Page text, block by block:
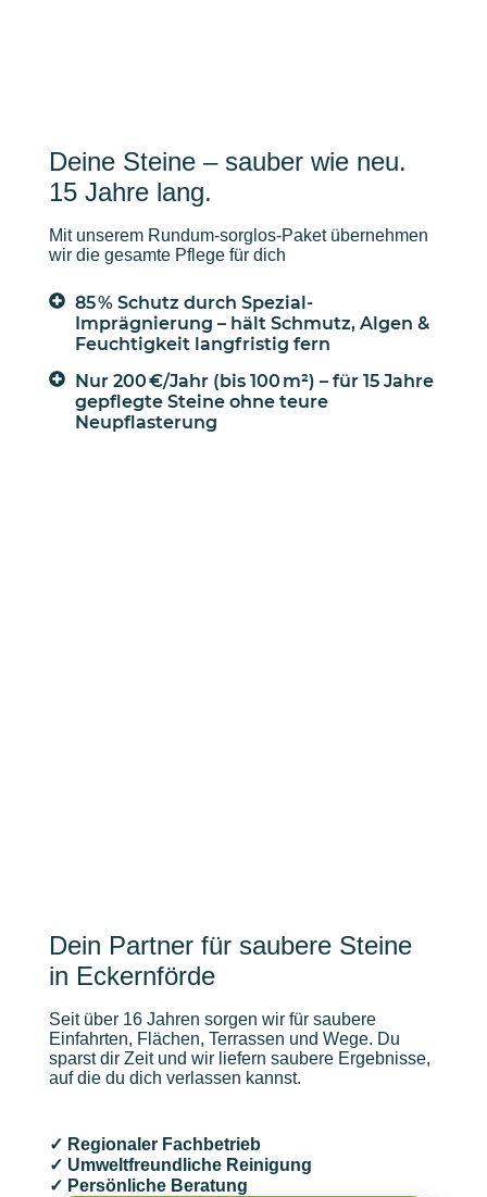
Deine Steine – sauber wie neu.
15 Jahre lang.
Mit unserem Rundum-sorglos-Paket übernehmen
wir die gesamte Pflege für dich
85 % Schutz durch Spezial-
Imprägnierung – hält Schmutz, Algen &
Feuchtigkeit langfristig fern
Nur 200 €/Jahr (bis 100 m²) – für 15 Jahre
gepflegte Steine ohne teure
Neupflasterung
Dein Partner für saubere Steine
in Eckernförde​
Seit über 16 Jahren sorgen wir für saubere
Einfahrten, Flächen, Terrassen und Wege. Du
sparst dir Zeit und wir liefern saubere Ergebnisse,
auf die du dich verlassen kannst.
✓ Regionaler Fachbetrieb
✓ Umweltfreundliche Reinigung
✓ Persönliche Beratung